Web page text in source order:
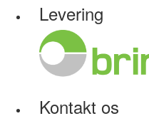
Levering
Kontakt os